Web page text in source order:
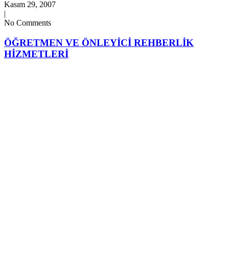
Kasım 29, 2007
|
No Comments
ÖĞRETMEN VE ÖNLEYİCİ REHBERLİK
HİZMETLERİ